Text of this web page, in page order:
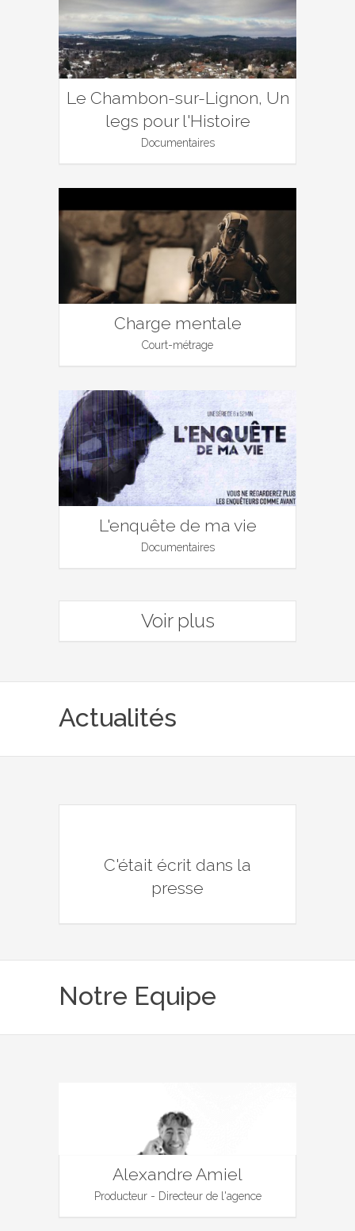
Le Chambon-sur-Lignon, Un
legs pour l'Histoire
Documentaires
Charge mentale
Court-métrage
L'enquête de ma vie
Documentaires
Voir plus
Actualités
C'était écrit dans la
presse
Notre Equipe
Alexandre Amiel
Producteur - Directeur de l'agence